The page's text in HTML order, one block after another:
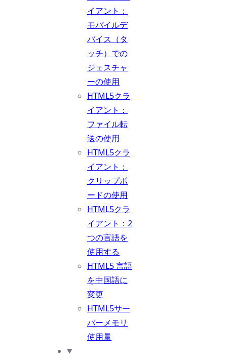
イアント：
モバイルデ
バイス（タ
ッチ）での
ジェスチャ
ーの使用
HTML5クラ
イアント：
ファイル転
送の使用
HTML5クラ
イアント：
クリップボ
ードの使用
HTML5クラ
イアント：2
つの言語を
使用する
HTML5 言語
を中国語に
変更
HTML5サー
バーメモリ
使用量